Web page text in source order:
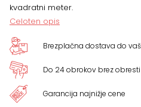
kvadratni meter.
Celoten opis
Brezplačna dostava do
Do 24 obrokov brez obresti
Garancija najnižje cene